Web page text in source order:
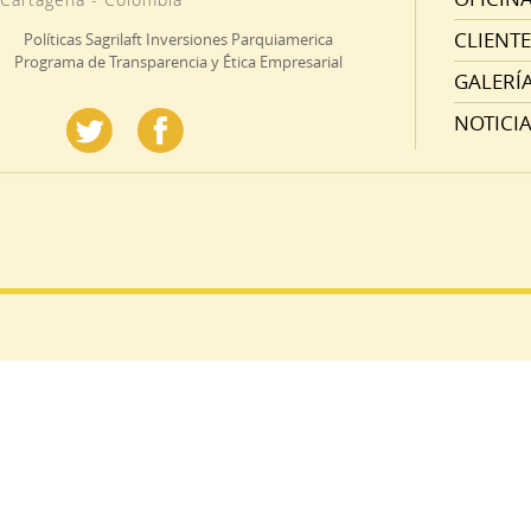
Políticas Sagrilaft Inversiones Parquiamerica
Programa de Transparencia y Ética Empresarial